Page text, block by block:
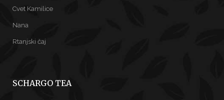
Cvet Kamilice
Nana
Rtanjski čaj
SCHARGO TEA